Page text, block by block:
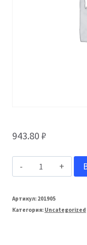
943.80 ₽
Количество
FarAcs
СТАЛЬ
Артикул: 201905
Категория: Uncategorized